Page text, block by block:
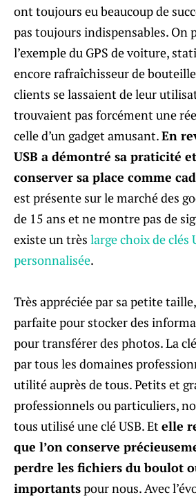
ont toujours eu beaucoup de
pas toujours indispensables. On
l’exemple du GPS de voiture,
encore rafraîchisseur de
clients se lassaient de leur
trouvaient pas forcément une
celle d’un gadget amusant.En
USB a démontré sa praticité
conserver sa place comme
est présente sur le marché des
de 15 ans et ne montre pas de
existe un très large choix de clés
personnalisée.
Très appréciée par sa petite
parfaite pour stocker des
pour transférer des photos. La
par tous les domaines
utilité auprès de tous. Petits et
professionnels ou particuliers,
tous utilisé une clé USB. Etelle
que l’on conserve
perdre les fichiers du boulot
importantspour nous. Avec